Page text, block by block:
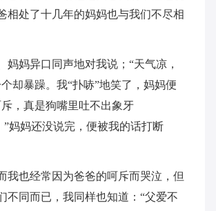
相处了十几年的妈妈也与我们不尽相
妈异口同声地对我说；“天气凉，
却暴躁。我“扑哧”地笑了，妈妈便
，真是狗嘴里吐不出象牙
妈妈还没说完，便被我的话打断
我也经常因为爸爸的呵斥而哭泣，但
不同而已，我同样也知道：“父爱不